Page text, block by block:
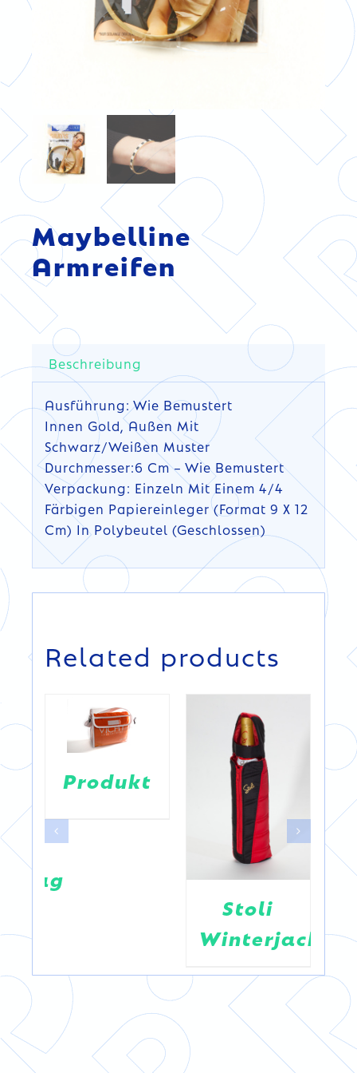
Maybelline
Armreifen
Beschreibung
Ausführung: Wie Bemustert
Innen Gold, Außen Mit
Schwarz/weißen Muster
Durchmesser:6 Cm – Wie Bemustert
Verpackung: Einzeln Mit Einem 4/4
Färbigen Papiereinleger (Format 9 X 12
Cm) In Polybeutel (geschlossen)
Related products
DETAILS
Produkt
Stoli
Winterjacke